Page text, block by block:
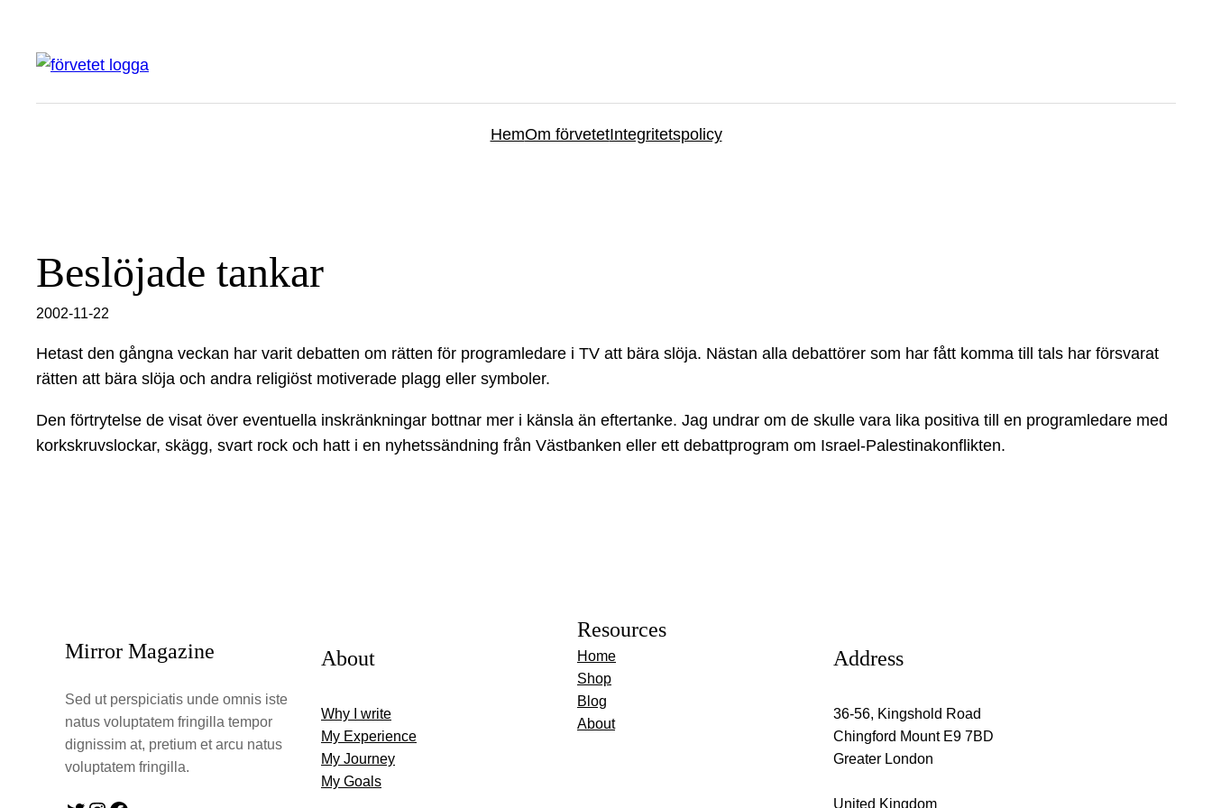
innehåll
HemOm förvetetIntegritetspolicy
Beslöjade tankar
2002-11-22
Hetast den gångna veckan har varit debatten om rätten för programledare i TV att bära slöja. Nästan alla debattörer som har fått komma till tals har försvarat
rätten att bära slöja och andra religiöst motiverade plagg eller symboler.
Den förtrytelse de visat över eventuella inskränkningar bottnar mer i känsla än eftertanke. Jag undrar om de skulle vara lika positiva till en programledare med
korkskruvslockar, skägg, svart rock och hatt i en nyhetssändning från Västbanken eller ett debattprogram om Israel-Palestinakonflikten.
Mirror Magazine
Sed ut perspiciatis unde omnis iste
natus voluptatem fringilla tempor
dignissim at, pretium et arcu natus
voluptatem fringilla.
About
Why I write
My Experience
My Journey
My Goals
Resources
Home
Shop
Blog
About
Address
36-56, Kingshold Road
Chingford Mount E9 7BD
Greater London
United Kingdom